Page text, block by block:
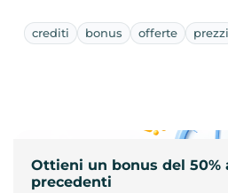
crediti bonus offerte prezzi
Ottieni un bonus del 50%
precedenti